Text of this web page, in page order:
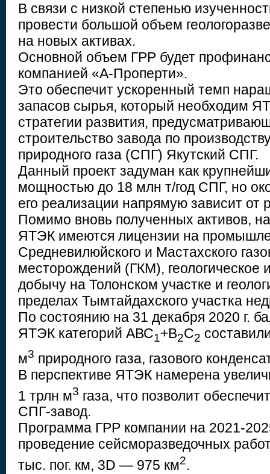
В связи с низкой степенью
провести большой объем
на новых активах.
Основной объем ГРР будет
компанией «А-Проперти».
Это обеспечит ускоренный темп
запасов сырья, который необходим
стратегии развития,
строительство завода по
природного газа (СПГ) Якутский СПГ.
Данный проект задуман как
мощностью до 18 млн т/год СПГ, но
его реализации напрямую зависит
Помимо вновь полученных активов,
ЯТЭК имеются лицензии на
Средневилюйского и Мастахского
месторождений (ГКМ), геологическое
добычу на Толонском участке и
пределах Тымтайдахского участка
По состоянию на 31 декабря 2020 г.
ЯТЭК категорий АВС1+В2С2
м3 природного газа, газового
В перспективе ЯТЭК намерена
1 трлн м3 газа, что позволит
СПГ-завод.
Программа ГРР компании на 2021-
проведение сейсморазведочных
тыс. пог. км, 3D — 975 км2.